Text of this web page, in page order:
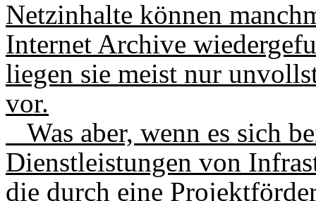
Netzinhalte können
Internet Archive
liegen sie meist nur
vor.
Was aber, wenn es sich
Dienstleistungen von
die durch eine